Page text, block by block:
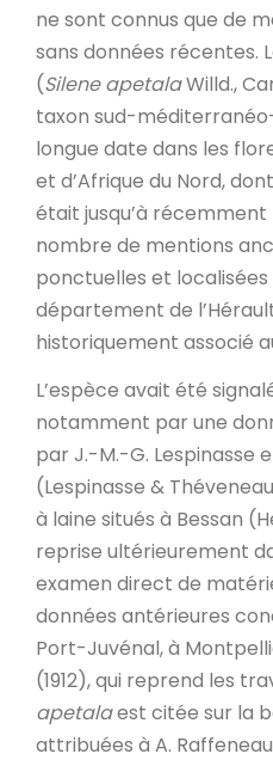
ne sont connus que de
sans données récentes.
(Silene apetalaWilld.,
taxon sud-
longue date dans les
et d’Afrique du Nord,
était jusqu’à
nombre de mentions
ponctuelles et
département de
historiquement associé
L’espèce avait été
notamment par une
par J.-M.-G. Lespinasse
(Lespinasse &
à laine situés à Bessan
reprise ultérieurement
examen direct de
données antérieures
Port-Juvénal, à
(1912), qui reprend les
apetalaest citée sur la
attribuées à A.